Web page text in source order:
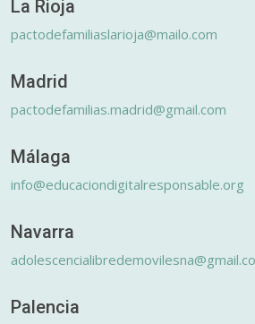
La Rioja
pactodefamiliaslarioja@mailo.com
Madrid
pactodefamilias.madrid@gmail.com
Málaga
info@educaciondigitalresponsable.org
Navarra
Palencia